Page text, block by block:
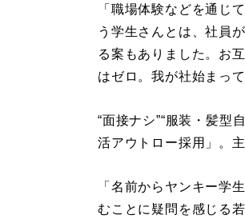
「職場体験などを通じ
う学生さんとは、社員
る案もありました。お
はゼロ。我が社始まっ
“面接ナシ”“服装・髪型
活アウトロー採用」。
「名前からヤンキー学
むことに疑問を感じる